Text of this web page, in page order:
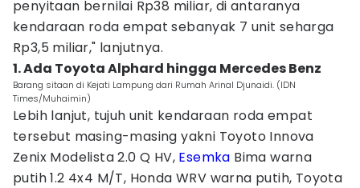
penyitaan bernilai Rp38 miliar, di antaranya
kendaraan roda empat sebanyak 7 unit seharga
Rp3,5 miliar," lanjutnya.
1. Ada Toyota Alphard hingga Mercedes Benz
Barang sitaan di Kejati Lampung dari Rumah Arinal Djunaidi. (IDN
Times/Muhaimin)
Lebih lanjut, tujuh unit kendaraan roda empat
tersebut masing-masing yakni Toyoto Innova
Zenix Modelista 2.0 Q HV, Esemka Bima warna
putih 1.2 4x4 M/T, Honda WRV warna putih, Toyota